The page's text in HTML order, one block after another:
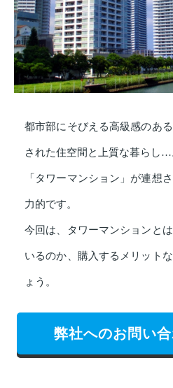
都市部にそびえる高級感のあ
された住空間と上質な暮らし…
「タワーマンション」が連想
力的です。
今回は、タワーマンションと
いるのか、購入するメリット
ょう。
弊社へのお問い